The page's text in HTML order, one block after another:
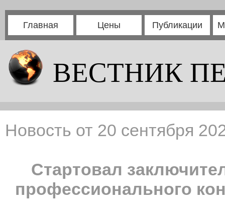
Главная Цены Публикации
ВЕСТНИК
Новость от 20 сентября
Стартовал
профессионального